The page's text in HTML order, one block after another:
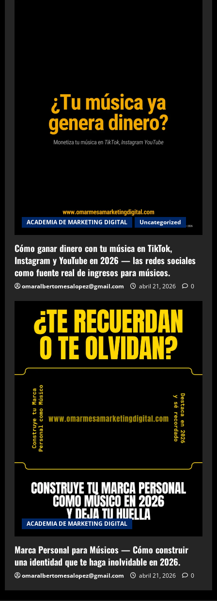
ACADEMIA DE MARKETING DIGITAL Uncategorized
Cómo ganar dinero con tu música en TikTok,
Instagram y YouTube en 2026 — las redes sociales
como fuente real de ingresos para músicos.
omaralbertomesalopez@gmail.com abril 21, 2026 0
ACADEMIA DE MARKETING DIGITAL
Marca Personal para Músicos — Cómo construir
una identidad que te haga inolvidable en 2026.
omaralbertomesalopez@gmail.com abril 21, 2026 0